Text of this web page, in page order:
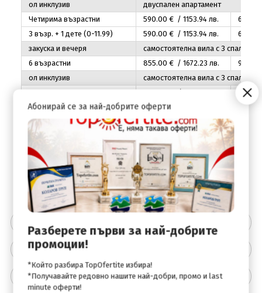
ол инклузив
двуспален апартамент
Четирима възрастни
590.00 € / 1153.94лв. 640
3 възр. + 1 дете (0-11.99)
590.00 € / 1153.94лв. 640
закуска и вечеря
самостоятелна вила с 3 спални
6 възрастни
855.00 € / 1672.23 лв. 960
ол инклузив
самостоятелна вила с 3 спални
€ / 1740 995.00
закуска и вечеря
самостоятелна вила с 4 спални
8 възр.
985.00€ / 1926 лв.
ол инклузив
самостоятелна вила с 4 спални
8 възр.
1020.00 € / 1994 лв.
Цената включва
Цената не включва
Описание на хотела
Абонирай се за най-добрите оферти
Разберете първи за най-добрите
промоции!
*Който разбира TopOfertite избира!
*Получавайте редовно нашите най-добри, промо и last
minute оферти!